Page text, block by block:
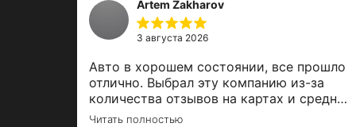
Artem Zakharov
3 августа 2026
Авто в хорошем состоянии, все прошло
отлично. Выбрал эту компанию из-за
количества отзывов на картах и средней
оценки. Залог вернули вовремя, спасибо
Читать полностью